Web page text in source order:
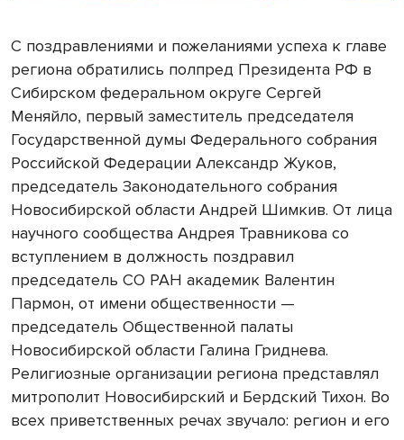
С поздравлениями и пожеланиями успеха к главе
региона обратились полпред Президента РФ в
Сибирском федеральном округе Сергей
Меняйло, первый заместитель председателя
Государственной думы Федерального собрания
Российской Федерации Александр Жуков,
председатель Законодательного собрания
Новосибирской области Андрей Шимкив. От лица
научного сообщества Андрея Травникова со
вступлением в должность поздравил
председатель СО РАН академик Валентин
Пармон, от имени общественности —
председатель Общественной палаты
Новосибирской области Галина Гриднева.
Религиозные организации региона представлял
митрополит Новосибирский и Бердский Тихон. Во
всех приветственных речах звучало: регион и его